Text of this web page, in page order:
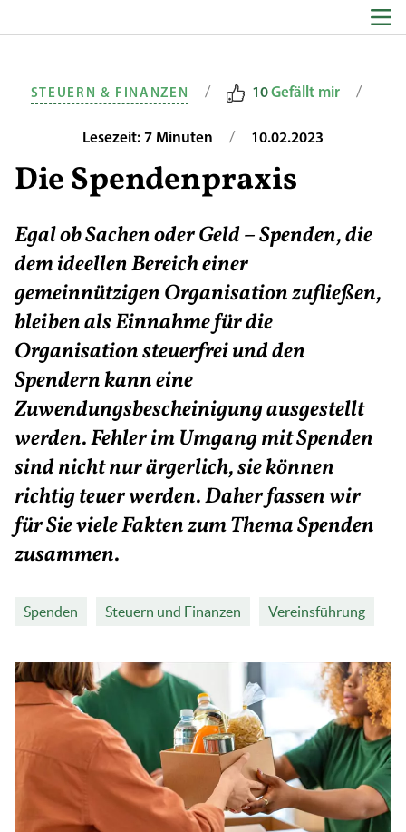
STEUERN & FINANZEN / 10Gefällt mir /
Lesezeit: 7 Minuten / 10.02.2023
Die Spendenpraxis
Egal ob Sachen oder Geld – Spenden, die
dem ideellen Bereich einer
gemeinnützigen Organisation zufließen,
bleiben als Einnahme für die
Organisation steuerfrei und den
Spendern kann eine
Zuwendungsbescheinigung ausgestellt
werden. Fehler im Umgang mit Spenden
sind nicht nur ärgerlich, sie können
richtig teuer werden. Daher fassen wir
für Sie viele Fakten zum Thema Spenden
zusammen.
Spenden Steuern und Finanzen Vereinsführung